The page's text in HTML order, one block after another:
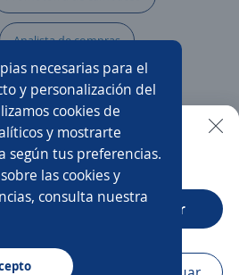
necesarias para el
y personalización del
cookies de
y mostrarte
según tus preferencias.
las cookies y
consulta nuestra
Analista de compras
Analista de costos
Asesor/a comercial
Analista de seguridad social
más fácil en la app
Abrir